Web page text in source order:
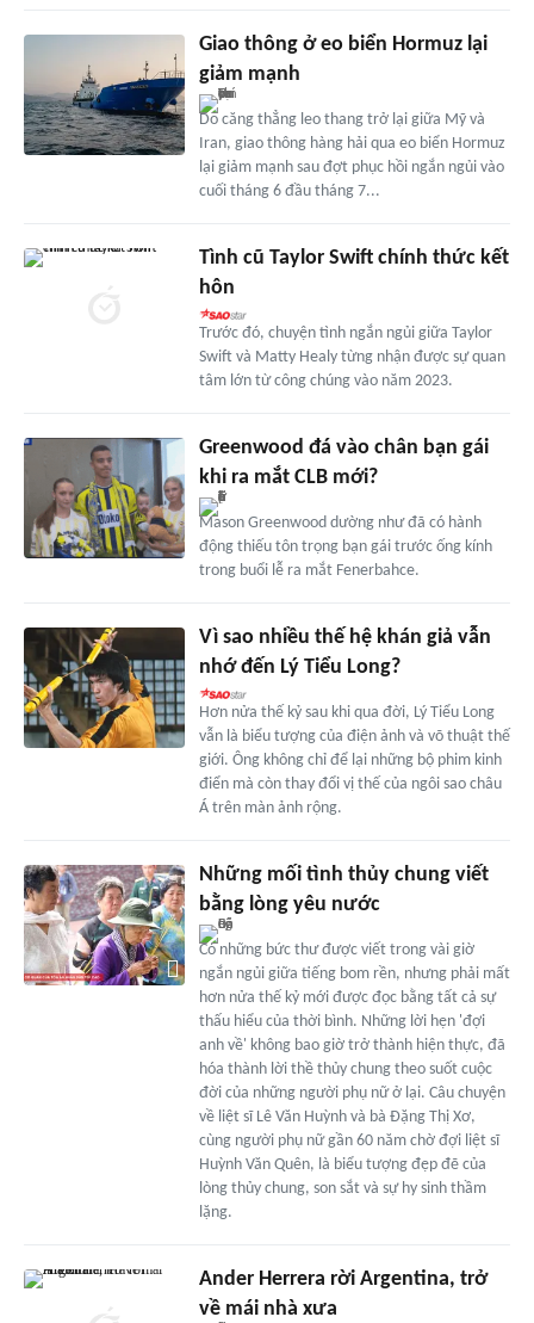
Giao thông ở eo biển Hormuz lại
giảm mạnh
Do căng thẳng leo thang trở lại giữa Mỹ và
Iran, giao thông hàng hải qua eo biển Hormuz
lại giảm mạnh sau đợt phục hồi ngắn ngủi vào
cuối tháng 6 đầu tháng 7...
Tình cũ Taylor Swift chính thức kết
hôn
Trước đó, chuyện tình ngắn ngủi giữa Taylor
Swift và Matty Healy từng nhận được sự quan
tâm lớn từ công chúng vào năm 2023.
Greenwood đá vào chân bạn gái
khi ra mắt CLB mới?
Mason Greenwood dường như đã có hành
động thiếu tôn trọng bạn gái trước ống kính
trong buổi lễ ra mắt Fenerbahce.
Vì sao nhiều thế hệ khán giả vẫn
nhớ đến Lý Tiểu Long?
Hơn nửa thế kỷ sau khi qua đời, Lý Tiểu Long
vẫn là biểu tượng của điện ảnh và võ thuật thế
giới. Ông không chỉ để lại những bộ phim kinh
điển mà còn thay đổi vị thế của ngôi sao châu
Á trên màn ảnh rộng.
Những mối tình thủy chung viết
bằng lòng yêu nước
Có những bức thư được viết trong vài giờ
ngắn ngủi giữa tiếng bom rền, nhưng phải mất
hơn nửa thế kỷ mới được đọc bằng tất cả sự
thấu hiểu của thời bình. Những lời hẹn 'đợi
anh về' không bao giờ trở thành hiện thực, đã
hóa thành lời thề thủy chung theo suốt cuộc
đời của những người phụ nữ ở lại. Câu chuyện
về liệt sĩ Lê Văn Huỳnh và bà Đặng Thị Xơ,
cùng người phụ nữ gần 60 năm chờ đợi liệt sĩ
Huỳnh Văn Quên, là biểu tượng đẹp đẽ của
lòng thủy chung, son sắt và sự hy sinh thầm
lặng.
Ander Herrera rời Argentina, trở
về mái nhà xưa